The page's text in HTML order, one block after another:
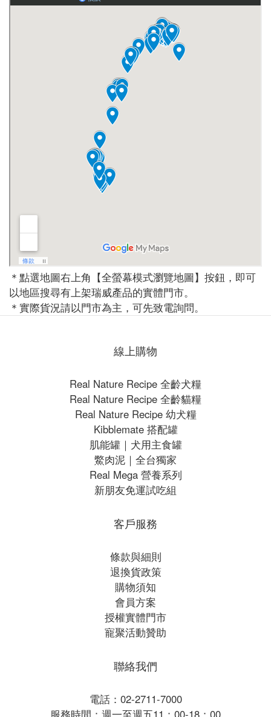
＊點選地圖右上角【全螢幕模式瀏覽地圖】按鈕，即可
以地區搜尋有上架瑞威產品的實體門市。
＊實際貨況請以門市為主，可先致電詢問。
線上購物
Real Nature Recipe 全齡犬糧
Real Nature Recipe 全齡貓糧
Real Nature Recipe 幼犬糧
Kibblemate 搭配罐
肌能罐｜犬用主食罐
鱉肉泥｜全台獨家
Real Mega 營養系列
新朋友免運試吃組
客戶服務
條款與細則
退換貨政策
購物須知
會員方案
授權實體門市
寵聚活動贊助
聯絡我們
電話：02-2711-7000
服務時間：週一至週五11：00-18：00